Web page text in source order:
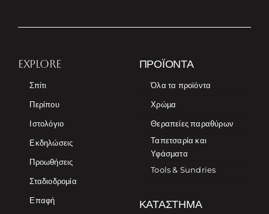
EXPLORE
Σπίτι
Περίπου
Ιστολόγιο
Εκδηλώσεις
Προωθήσεις
Σταδιοδρομία
Επαφή
ΠΡΟΪΌΝΤΑ
Όλα τα προϊόντα
Χρώμα
Θεραπείες παραθύρων
Ταπετσαρία και
Υφάσματα
Tools & Sundries
ΚΑΤΆΣΤΗΜΑ